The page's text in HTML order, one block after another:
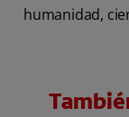
humanidad,